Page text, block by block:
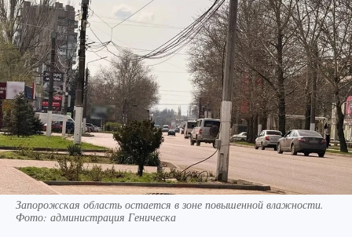
Запорожская область остается в зоне повышенной влажности.
Фото: администрация Геническа